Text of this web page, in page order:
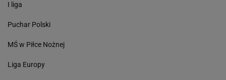
I liga
Puchar Polski
MŚ w Piłce Nożnej
Liga Europy